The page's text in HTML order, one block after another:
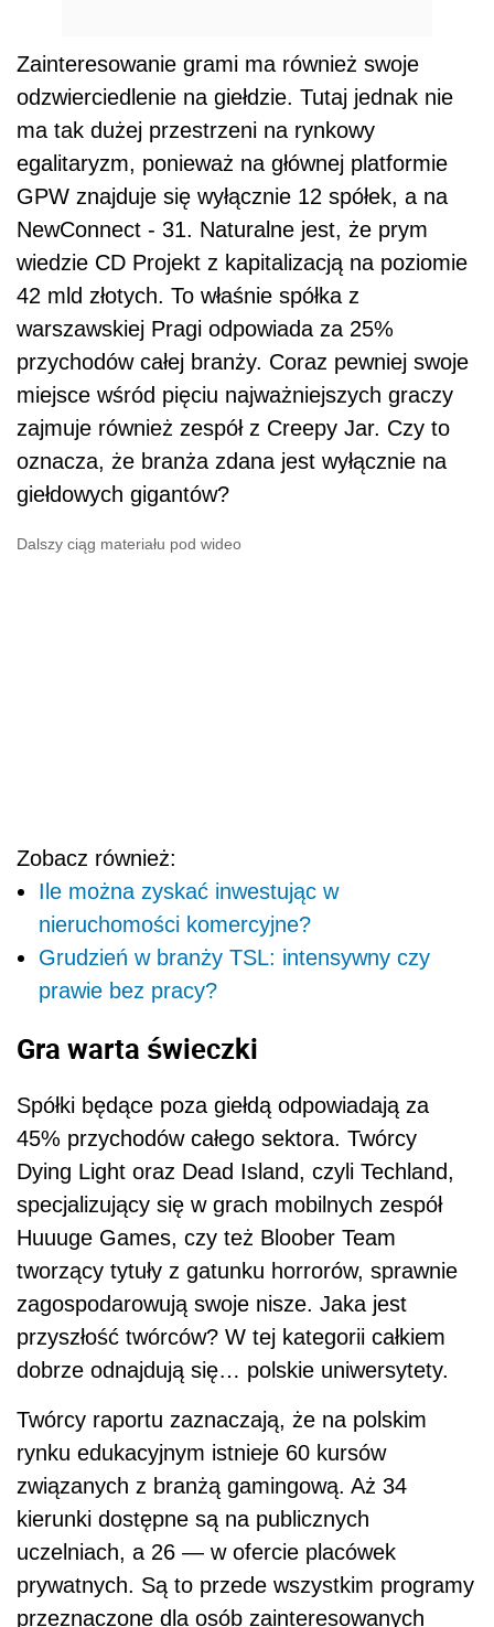
Zainteresowanie grami ma również swoje
odzwierciedlenie na giełdzie. Tutaj jednak nie
ma tak dużej przestrzeni na rynkowy
egalitaryzm, ponieważ na głównej platformie
GPW znajduje się wyłącznie 12 spółek, a na
NewConnect - 31. Naturalne jest, że prym
wiedzie CD Projekt z kapitalizacją na poziomie
42 mld złotych. To właśnie spółka z
warszawskiej Pragi odpowiada za 25%
przychodów całej branży. Coraz pewniej swoje
miejsce wśród pięciu najważniejszych graczy
zajmuje również zespół z Creepy Jar. Czy to
oznacza, że branża zdana jest wyłącznie na
giełdowych gigantów?
Dalszy ciąg materiału pod wideo
Zobacz również:
Ile można zyskać inwestując w
nieruchomości komercyjne?
Grudzień w branży TSL: intensywny czy
prawie bez pracy?
Gra warta świeczki
Spółki będące poza giełdą odpowiadają za
45% przychodów całego sektora. Twórcy
Dying Light oraz Dead Island, czyli Techland,
specjalizujący się w grach mobilnych zespół
Huuuge Games, czy też Bloober Team
tworzący tytuły z gatunku horrorów, sprawnie
zagospodarowują swoje nisze. Jaka jest
przyszłość twórców? W tej kategorii całkiem
dobrze odnajdują się… polskie uniwersytety.
Twórcy raportu zaznaczają, że na polskim
rynku edukacyjnym istnieje 60 kursów
związanych z branżą gamingową. Aż 34
kierunki dostępne są na publicznych
uczelniach, a 26 — w ofercie placówek
prywatnych. Są to przede wszystkim programy
przeznaczone dla osób zainteresowanych